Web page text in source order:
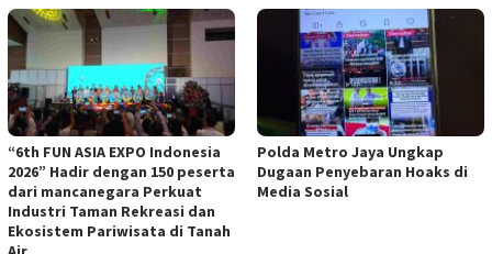
“6th FUN ASIA EXPO Indonesia
2026” Hadir dengan 150 peserta
dari mancanegara Perkuat
Industri Taman Rekreasi dan
Ekosistem Pariwisata di Tanah
Polda Metro Jaya Ungkap
Dugaan Penyebaran Hoaks di
Media Sosial